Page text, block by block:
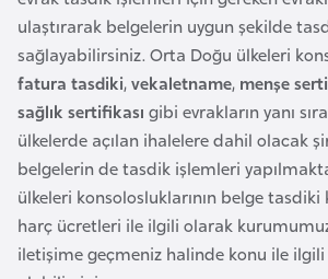
ulaştırarak belgelerin uygun şekilde
sağlayabilirsiniz. Orta Doğu ülkeleri
fatura tasdiki,vekaletname, menşe
sağlık sertifikası gibi evrakların yanı
ülkelerde açılan ihalelere dahil olacak
belgelerin de tasdik işlemleri
ülkeleri konsolosluklarının belge tasdiki
harç ücretleri ile ilgili olarak
iletişime geçmeniz halinde konu ile
B
e
l
a
r
u
s